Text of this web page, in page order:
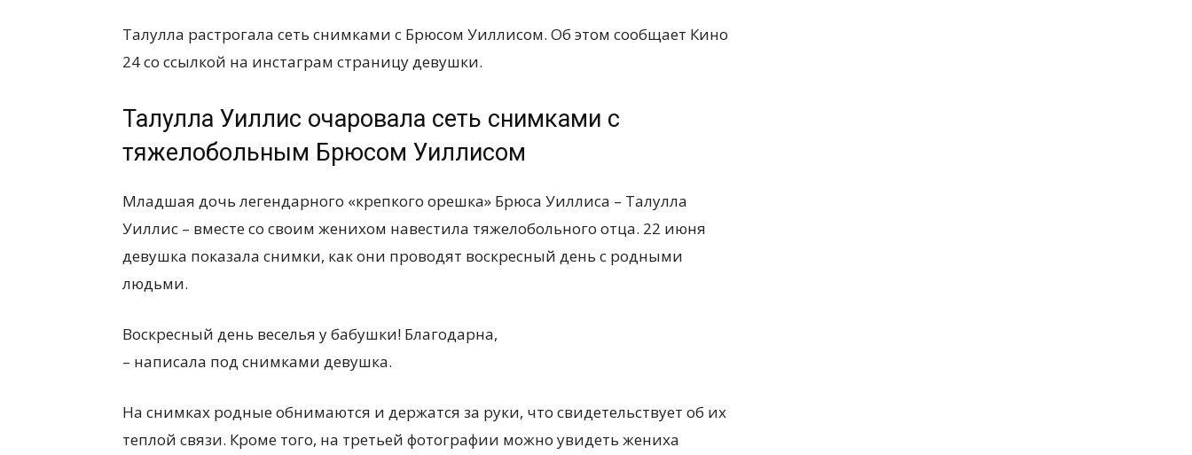
Талулла растрогала сеть снимками с Брюсом Уиллисом. Об этом сообщает Кино
24 со ссылкой на инстаграм страницу девушки.
Талулла Уиллис очаровала сеть снимками с
тяжелобольным Брюсом Уиллисом
Младшая дочь легендарного «крепкого орешка» Брюса Уиллиса – Талулла
Уиллис – вместе со своим женихом навестила тяжелобольного отца. 22 июня
девушка показала снимки, как они проводят воскресный день с родными
людьми.
Воскресный день веселья у бабушки! Благодарна,
– написала под снимками девушка.
На снимках родные обнимаются и держатся за руки, что свидетельствует об их
теплой связи. Кроме того, на третьей фотографии можно увидеть жениха